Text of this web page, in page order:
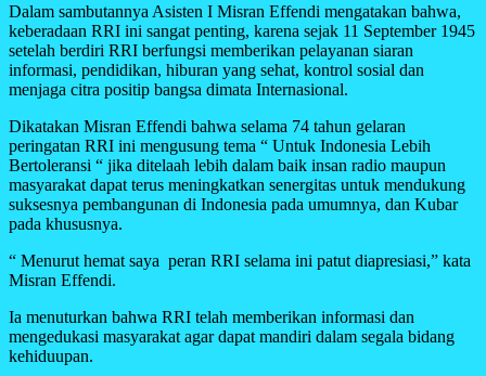
Dalam sambutannya Asisten I Misran Effendi mengatakan bahwa,
keberadaan RRI ini sangat penting, karena sejak 11 September 1945
setelah berdiri RRI berfungsi memberikan pelayanan siaran
informasi, pendidikan, hiburan yang sehat, kontrol sosial dan
menjaga citra positip bangsa dimata Internasional.
Dikatakan Misran Effendi bahwa selama 74 tahun gelaran
peringatan RRI ini mengusung tema “ Untuk Indonesia Lebih
Bertoleransi “ jika ditelaah lebih dalam baik insan radio maupun
masyarakat dapat terus meningkatkan senergitas untuk mendukung
suksesnya pembangunan di Indonesia pada umumnya, dan Kubar
pada khususnya.
“ Menurut hemat saya peran RRI selama ini patut diapresiasi,” kata
Misran Effendi.
Ia menuturkan bahwa RRI telah memberikan informasi dan
mengedukasi masyarakat agar dapat mandiri dalam segala bidang
kehiduupan.